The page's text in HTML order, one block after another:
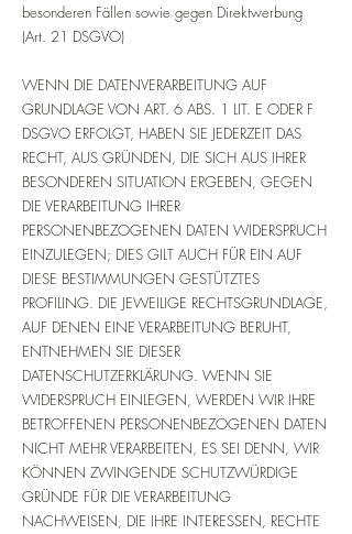
besonderen Fällen sowie gegen Direktwerbung
(Art. 21 DSGVO)
WENN DIE DATENVERARBEITUNG AUF
GRUNDLAGE VON ART. 6 ABS. 1 LIT. E ODER F
DSGVO ERFOLGT, HABEN SIE JEDERZEIT DAS
RECHT, AUS GRÜNDEN, DIE SICH AUS IHRER
BESONDEREN SITUATION ERGEBEN, GEGEN
DIE VERARBEITUNG IHRER
PERSONENBEZOGENEN DATEN WIDERSPRUCH
EINZULEGEN; DIES GILT AUCH FÜR EIN AUF
DIESE BESTIMMUNGEN GESTÜTZTES
PROFILING. DIE JEWEILIGE RECHTSGRUNDLAGE,
AUF DENEN EINE VERARBEITUNG BERUHT,
ENTNEHMEN SIE DIESER
DATENSCHUTZERKLÄRUNG. WENN SIE
WIDERSPRUCH EINLEGEN, WERDEN WIR IHRE
BETROFFENEN PERSONENBEZOGENEN DATEN
NICHT MEHR VERARBEITEN, ES SEI DENN, WIR
KÖNNEN ZWINGENDE SCHUTZWÜRDIGE
GRÜNDE FÜR DIE VERARBEITUNG
NACHWEISEN, DIE IHRE INTERESSEN, RECHTE